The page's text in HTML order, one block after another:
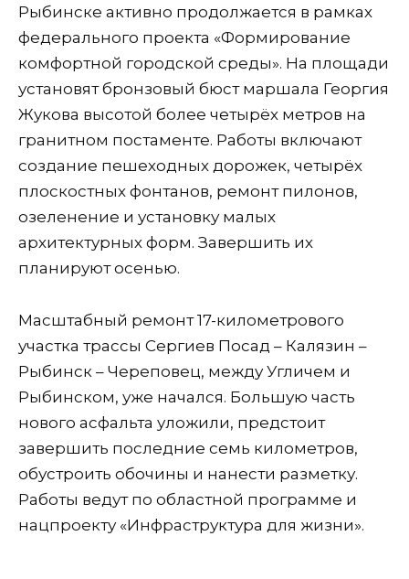
Рыбинске активно продолжается в рамках
федерального проекта «Формирование
комфортной городской среды». На площади
установят бронзовый бюст маршала Георгия
Жукова высотой более четырёх метров на
гранитном постаменте. Работы включают
создание пешеходных дорожек, четырёх
плоскостных фонтанов, ремонт пилонов,
озеленение и установку малых
архитектурных форм. Завершить их
планируют осенью.
Масштабный ремонт 17-километрового
участка трассы Сергиев Посад – Калязин –
Рыбинск – Череповец, между Угличем и
Рыбинском, уже начался. Большую часть
нового асфальта уложили, предстоит
завершить последние семь километров,
обустроить обочины и нанести разметку.
Работы ведут по областной программе и
нацпроекту «Инфраструктура для жизни».